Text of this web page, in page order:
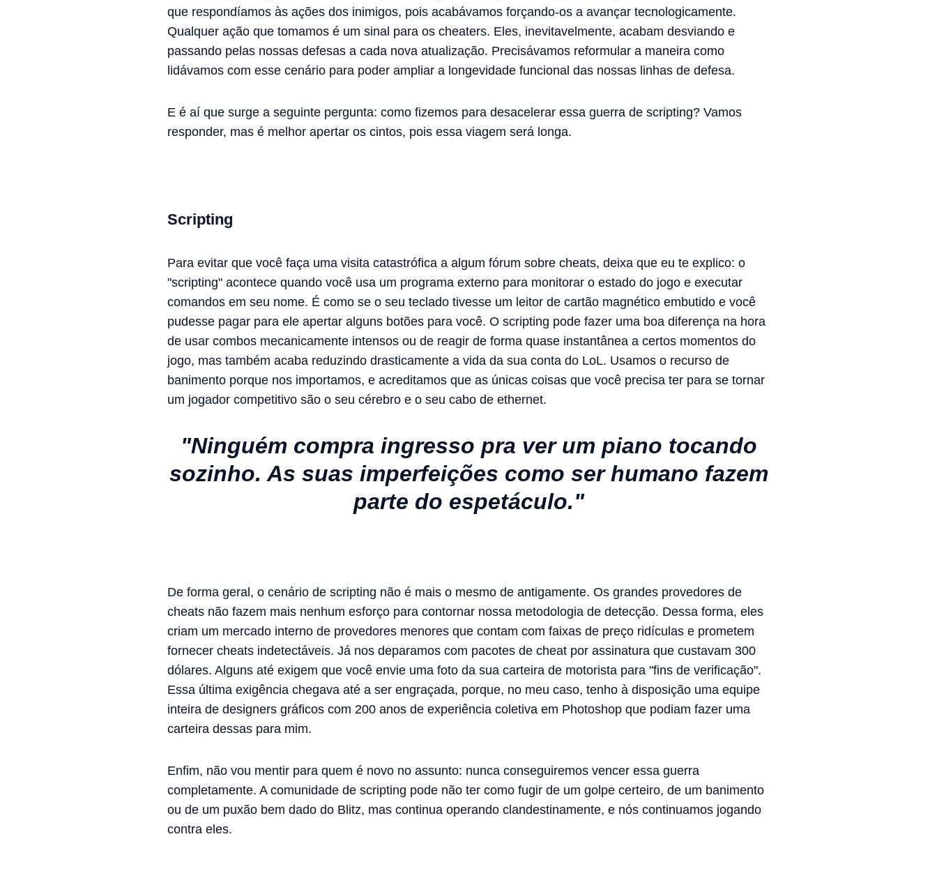
que respondíamos às ações dos inimigos, pois acabávamos forçando-os a avançar tecnologicamente.
Qualquer ação que tomamos é um sinal para os cheaters. Eles, inevitavelmente, acabam desviando e
passando pelas nossas defesas a cada nova atualização. Precisávamos reformular a maneira como
lidávamos com esse cenário para poder ampliar a longevidade funcional das nossas linhas de defesa.
E é aí que surge a seguinte pergunta: como fizemos para desacelerar essa guerra de scripting? Vamos
responder, mas é melhor apertar os cintos, pois essa viagem será longa.
Scripting
Para evitar que você faça uma visita catastrófica a algum fórum sobre cheats, deixa que eu te explico: o
"scripting" acontece quando você usa um programa externo para monitorar o estado do jogo e executar
comandos em seu nome. É como se o seu teclado tivesse um leitor de cartão magnético embutido e você
pudesse pagar para ele apertar alguns botões para você. O scripting pode fazer uma boa diferença na hora
de usar combos mecanicamente intensos ou de reagir de forma quase instantânea a certos momentos do
jogo, mas também acaba reduzindo drasticamente a vida da sua conta do LoL. Usamos o recurso de
banimento porque nos importamos, e acreditamos que as únicas coisas que você precisa ter para se tornar
um jogador competitivo são o seu cérebro e o seu cabo de ethernet.
"Ninguém compra ingresso pra ver um piano tocando
sozinho. As suas imperfeições como ser humano fazem
parte do espetáculo."
De forma geral, o cenário de scripting não é mais o mesmo de antigamente. Os grandes provedores de
cheats não fazem mais nenhum esforço para contornar nossa metodologia de detecção. Dessa forma, eles
criam um mercado interno de provedores menores que contam com faixas de preço ridículas e prometem
fornecer cheats indetectáveis. Já nos deparamos com pacotes de cheat por assinatura que custavam 300
dólares. Alguns até exigem que você envie uma foto da sua carteira de motorista para "fins de verificação".
Essa última exigência chegava até a ser engraçada, porque, no meu caso, tenho à disposição uma equipe
inteira de designers gráficos com 200 anos de experiência coletiva em Photoshop que podiam fazer uma
carteira dessas para mim.
Enfim, não vou mentir para quem é novo no assunto: nunca conseguiremos vencer essa guerra
completamente. A comunidade de scripting pode não ter como fugir de um golpe certeiro, de um banimento
ou de um puxão bem dado do Blitz, mas continua operando clandestinamente, e nós continuamos jogando
contra eles.